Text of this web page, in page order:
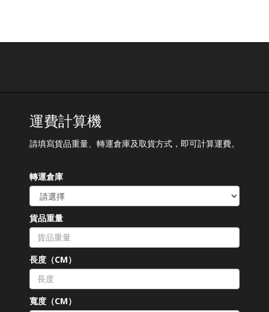
運費計算機
請填寫貨品重量、轉運倉庫及取貨方式，即可計算運費。
轉運倉庫
貨品重量
長度（CM）
寬度（CM）